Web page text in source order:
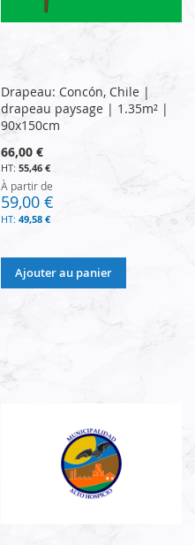
Drapeau: Concón, Chile |
drapeau paysage | 1.35m² |
90x150cm
66,00 €
55,46 €
À partir de
59,00 €
49,58 €
Ajouter au panier